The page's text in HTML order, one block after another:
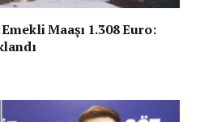
Maaşı 1.308 Euro: